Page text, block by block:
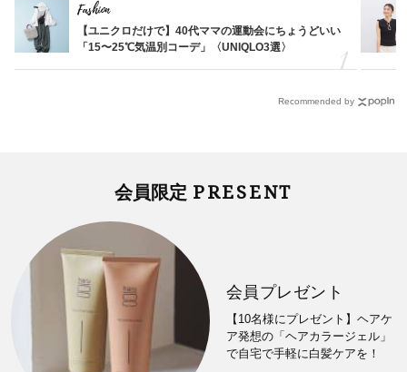
Fashion
【ユニクロだけで】40代ママの運動会にちょうどいい
「15〜25℃気温別コーデ」〈UNIQLO3選〉
Recommended by
会員限定 PRESENT
会員プレゼント
【10名様にプレゼント】ヘアケ
ア発想の「ヘアカラージェル」
で自宅で手軽に白髪ケアを！